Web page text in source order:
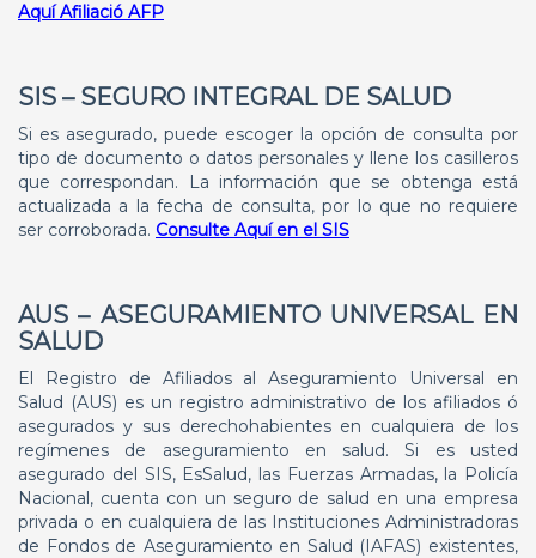
Aquí Afiliació AFP
SIS – SEGURO INTEGRAL DE SALUD
Si es asegurado, puede escoger la opción de consulta por
tipo de documento o datos personales y llene los casilleros
que correspondan. La información que se obtenga está
actualizada a la fecha de consulta, por lo que no requiere
ser corroborada. Consulte Aquí en el SIS
AUS – ASEGURAMIENTO UNIVERSAL EN
SALUD
El Registro de Afiliados al Aseguramiento Universal en
Salud (AUS) es un registro administrativo de los afiliados ó
asegurados y sus derechohabientes en cualquiera de los
regímenes de aseguramiento en salud. Si es usted
asegurado del SIS, EsSalud, las Fuerzas Armadas, la Policía
Nacional, cuenta con un seguro de salud en una empresa
privada o en cualquiera de las Instituciones Administradoras
de Fondos de Aseguramiento en Salud (IAFAS) existentes,